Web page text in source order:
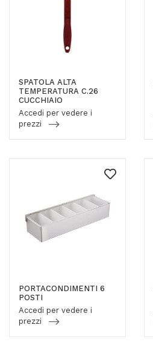
SPATOLA ALTA
TEMPERATURA C.26
CUCCHIAIO
Accedi per vedere i
prezzi
PORTACONDIMENTI 6
POSTI
Accedi per vedere i
prezzi